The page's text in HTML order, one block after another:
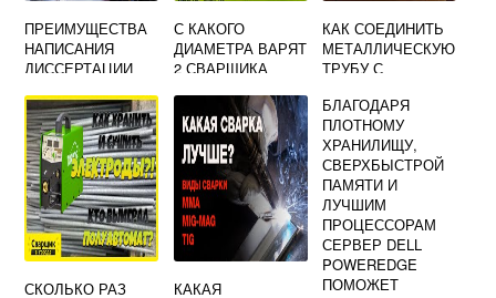
ПРЕИМУЩЕСТВА
НАПИСАНИЯ
ДИССЕРТАЦИИ
С КАКОГО
ДИАМЕТРА ВАРЯТ
2 СВАРЩИКА
КАК СОЕДИНИТЬ
МЕТАЛЛИЧЕСКУЮ
ТРУБУ С
БЕЗ РЕЗЬБЫ И
СВАРКИ
СКОЛЬКО РАЗ КАКАЯ
БЛАГОДАРЯ
ПЛОТНОМУ
ХРАНИЛИЩУ,
СВЕРХБЫСТРОЙ
ПАМЯТИ И
ЛУЧШИМ
ПРОЦЕССОРАМ
СЕРВЕР DELL
POWEREDGE
ПОМОЖЕТ